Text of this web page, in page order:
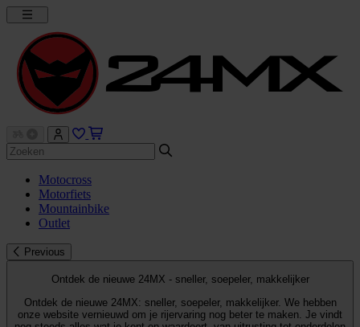
Motocross
Motorfiets
Mountainbike
Outlet
Previous
Ontdek de nieuwe 24MX - sneller, soepeler, makkelijker
Ontdek de nieuwe 24MX: sneller, soepeler, makkelijker. We hebben
onze website vernieuwd om je rijervaring nog beter te maken. Je vindt